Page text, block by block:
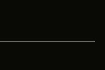
in a new tab